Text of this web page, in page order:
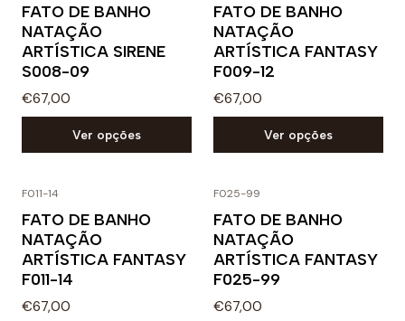
FATO DE BANHO
NATAÇÃO
ARTÍSTICA SIRENE
S008-09
€67,00
Ver opções
FATO DE BANHO
NATAÇÃO
ARTÍSTICA FANTASY
F009-12
€67,00
Ver opções
F011-14
FATO DE BANHO
NATAÇÃO
ARTÍSTICA FANTASY
F011-14
€67,00
F025-99
FATO DE BANHO
NATAÇÃO
ARTÍSTICA FANTASY
F025-99
€67,00